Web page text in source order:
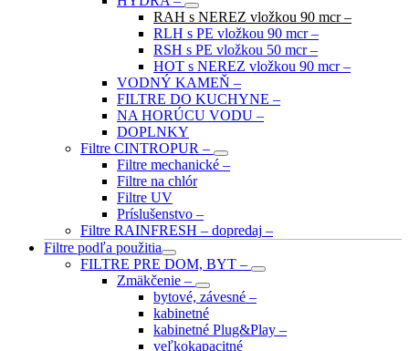
RAH s NEREZ vložkou 90 mcr–
RLH s PE vložkou 90 mcr–
RSH s PE vložkou 50 mcr–
HOT s NEREZ vložkou 90 mcr–
VODNÝ KAMEŇ –
FILTRE DO KUCHYNE –
NA HORÚCU VODU –
DOPLNKY
Filtre CINTROPUR –
Filtre mechanické –
Filtre na chlór
Filtre UV
Príslušenstvo –
Filtre RAINFRESH – dopredaj –
Filtre podľa použitia
FILTRE PRE DOM, BYT –
Zmäkčenie –
bytové, závesné –
kabinetné
kabinetné Plug&Play –
veľkokapacitné